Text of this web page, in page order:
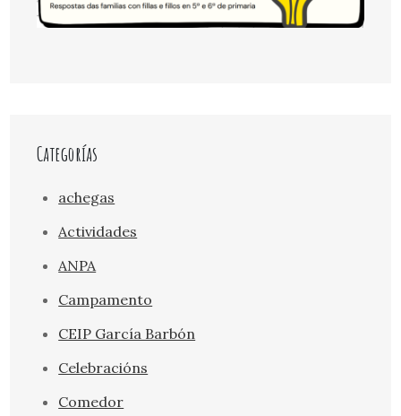
Categorías
achegas
Actividades
ANPA
Campamento
CEIP García Barbón
Celebracións
Comedor